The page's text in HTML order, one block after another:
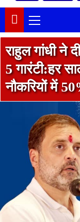
राहुल गांधी ने
5 गारंटी:हर
नौकरियों में